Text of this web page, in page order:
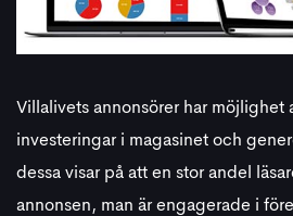
Villalivets annonsörer har möjlighet
investeringar i magasinet och
dessa visar på att en stor andel
annonsen, man är engagerade i